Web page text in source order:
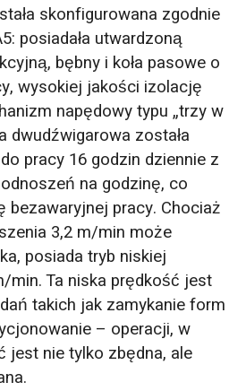
skonfigurowana zgodnie
posiadała utwardzoną
bębny i koła pasowe o
wysokiej jakości izolację
napędowy typu „trzy w
dwudźwigarowa została
pracy 16 godzin dziennie z
na godzinę, co
bezawaryjnej pracy. Chociaż
3,2 m/min może
posiada tryb niskiej
min. Ta niska prędkość jest
takich jak zamykanie form
– operacji, w
jest nie tylko zbędna, ale